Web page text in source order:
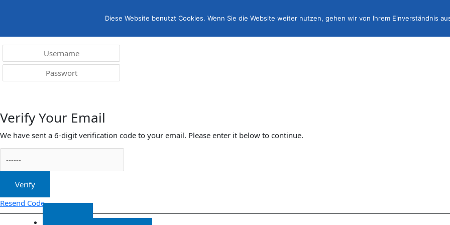
Verify Your Email
We have sent a 6-digit verification code to your email. Please enter it below to continue.
Verify
Resend Code
Diese Website benutzt Cookies. Wenn Sie die Website weiter nutzen, gehen wir von Ihrem Einverständnis